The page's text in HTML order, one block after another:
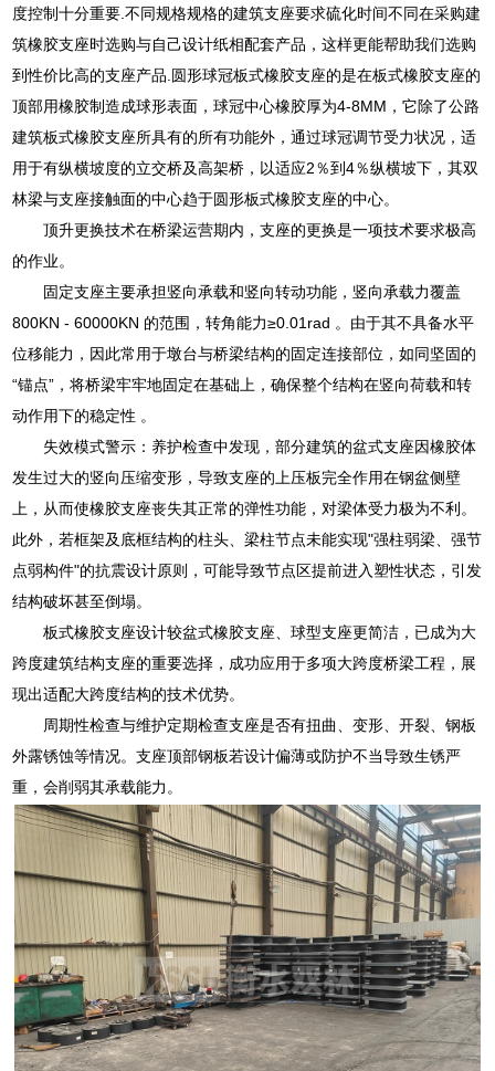
度控制十分重要.不同规格规格的建筑支座要求硫化时间不同在采购建
筑橡胶支座时选购与自己设计纸相配套产品，这样更能帮助我们选购
到性价比高的支座产品.圆形球冠板式橡胶支座的是在板式橡胶支座的
顶部用橡胶制造成球形表面，球冠中心橡胶厚为4-8MM，它除了公路
建筑板式橡胶支座所具有的所有功能外，通过球冠调节受力状况，适
用于有纵横坡度的立交桥及高架桥，以适应2％到4％纵横坡下，其双
林梁与支座接触面的中心趋于圆形板式橡胶支座的中心。
顶升更换技术在桥梁运营期内，支座的更换是一项技术要求极高
的作业。
固定支座主要承担竖向承载和竖向转动功能，竖向承载力覆盖
800KN - 60000KN 的范围，转角能力≥0.01rad 。由于其不具备水平
位移能力，因此常用于墩台与桥梁结构的固定连接部位，如同坚固的
“锚点”，将桥梁牢牢地固定在基础上，确保整个结构在竖向荷载和转
动作用下的稳定性 。
失效模式警示：养护检查中发现，部分建筑的盆式支座因橡胶体
发生过大的竖向压缩变形，导致支座的上压板完全作用在钢盆侧壁
上，从而使橡胶支座丧失其正常的弹性功能，对梁体受力极为不利。
此外，若框架及底框结构的柱头、梁柱节点未能实现"强柱弱梁、强节
点弱构件"的抗震设计原则，可能导致节点区提前进入塑性状态，引发
结构破坏甚至倒塌。
板式橡胶支座设计较盆式橡胶支座、球型支座更简洁，已成为大
跨度建筑结构支座的重要选择，成功应用于多项大跨度桥梁工程，展
现出适配大跨度结构的技术优势。
周期性检查与维护定期检查支座是否有扭曲、变形、开裂、钢板
外露锈蚀等情况。支座顶部钢板若设计偏薄或防护不当导致生锈严
重，会削弱其承载能力。